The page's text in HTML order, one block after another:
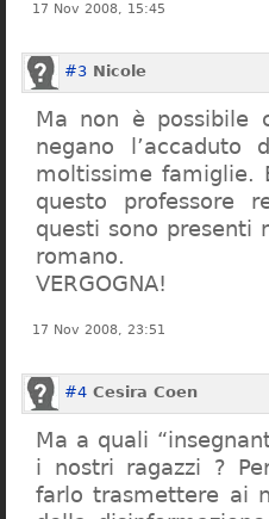
17 Nov 2008, 15:45
#3 Nicole
Ma non è possibile
negano
moltissime famiglie.
questo professore
questi sono presenti
romano.
VERGOGNA!
17 Nov 2008, 23:51
#4 Cesira Coen
Ma a quali
i nostri ragazzi ?
farlo trasmettere ai